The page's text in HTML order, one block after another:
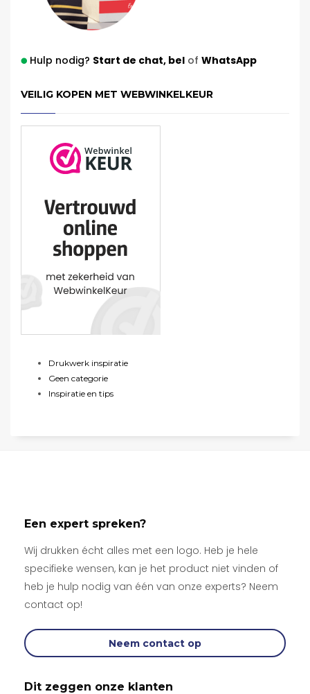
Hulp nodig? Start de chat,belof WhatsApp
VEILIG KOPEN MET WEBWINKELKEUR
Drukwerk inspiratie
Geen categorie
Inspiratie en tips
Een expert spreken?
Wij drukken écht alles met een logo. Heb je hele
specifieke wensen, kan je het product niet vinden of
heb je hulp nodig van één van onze experts? Neem
contact op!
Neem contact op
Dit zeggen onze klanten